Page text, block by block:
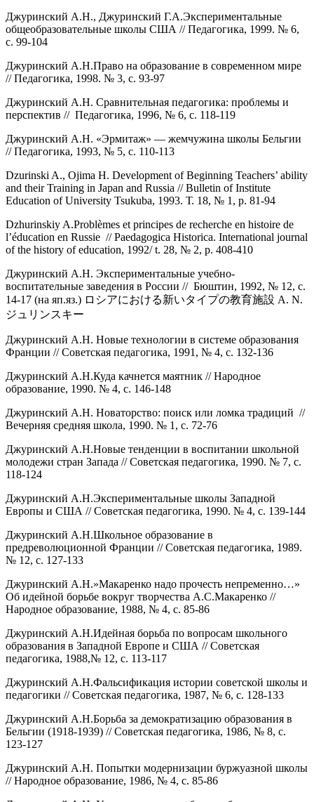
Джуринский А.Н., Джуринский Г.А.Экспериментальные
общеобразовательные школы США // Педагогика, 1999. № 6,
с. 99-104
Джуринский А.Н.Право на образование в современном мире
// Педагогика, 1998. № 3, с. 93-97
Джуринский А.Н. Сравнительная педагогика: проблемы и
перспектив // Педагогика, 1996, № 6, с. 118-119
Джуринский А.Н. «Эрмитаж» — жемчужина школы Бельгии
// Педагогика, 1993, № 5, с. 110-113
Dzurinski A., Ojima H. Development of Beginning Teachers’ ability
and their Training in Japan and Russia // Bulletin of Institute
Education of University Tsukuba, 1993. Т. 18, № 1, p. 81-94
Dzhurinskiy A.Problèmes et principes de recherche en histoire de
l’éducation en Russie // Paedagogica Historica. International journal
of the history of education, 1992/ t. 28, № 2, p. 408-410
Джуринский А.Н. Экспериментальные учебно-
воспитательные заведения в России // Бюштин, 1992, № 12, с.
14-17 (на яп.яз.) ロシアにおける新いタイプの教育施設 A. N.
ジュリンスキー
Джуринский А.Н. Новые технологии в системе образования
Франции // Советская педагогика, 1991, № 4, с. 132-136
Джуринский А.Н.Куда качнется маятник // Народное
образование, 1990. № 4, с. 146-148
Джуринский А.Н. Новаторство: поиск или ломка традиций //
Вечерняя средняя школа, 1990. № 1, с. 72-76
Джуринский А.Н.Новые тенденции в воспитании школьной
молодежи стран Запада // Советская педагогика, 1990. № 7, с.
118-124
Джуринский А.Н.Экспериментальные школы Западной
Европы и США // Советская педагогика, 1990. № 4, с. 139-144
Джуринский А.Н.Школьное образование в
предреволюционной Франции // Советская педагогика, 1989.
№ 12, с. 127-133
Джуринский А.Н.»Макаренко надо прочесть непременно…»
Об идейной борьбе вокруг творчества А.С.Макаренко //
Народное образование, 1988, № 4, с. 85-86
Джуринский А.Н.Идейная борьба по вопросам школьного
образования в Западной Европе и США // Советская
педагогика, 1988,№ 12, с. 113-117
Джуринский А.Н.Фальсификация истории советской школы и
педагогики // Советская педагогика, 1987, № 6, с. 128-133
Джуринский А.Н.Борьба за демократизацию образования в
Бельгии (1918-1939) // Советская педагогика, 1986, № 8, с.
123-127
Джуринский А.Н. Попытки модернизации буржуазной школы
// Народное образование, 1986, № 4, с. 85-86